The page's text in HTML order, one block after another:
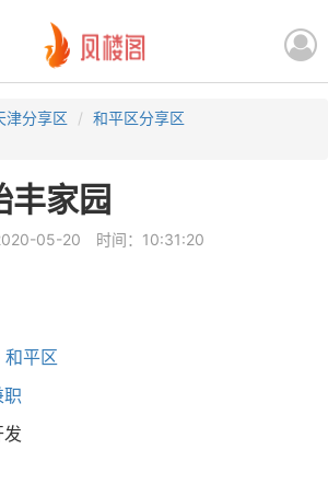
津分享区
和平区分享区
丰家园
05-20 时间：10:31:20
和平区
发